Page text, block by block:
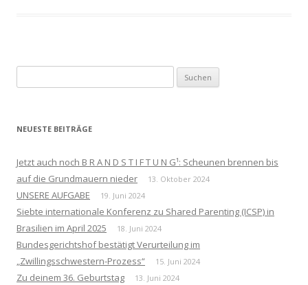
nach:
NEUESTE BEITRÄGE
Jetzt auch noch B R A N D S T I F T U N G¹: Scheunen brennen bis
auf die Grundmauern nieder
13. Oktober 2024
UNSERE AUFGABE 19. Juni 2024
Siebte internationale Konferenz zu Shared Parenting (ICSP) in
Brasilien im April 2025
18. Juni 2024
Bundesgerichtshof bestätigt Verurteilung im
„Zwillingsschwestern-Prozess“
15. Juni 2024
Zu deinem 36. Geburtstag 13. Juni 2024